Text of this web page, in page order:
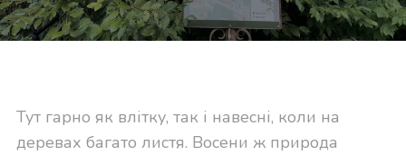
Тут гарно як влітку, так і навесні, коли на
деревах багато листя. Восени ж природа